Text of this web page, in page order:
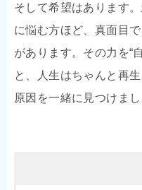
そして希望はあります
に悩む方ほど、真面目
があります。その力を“
と、人生はちゃんと再
原因を一緒に見つけまし